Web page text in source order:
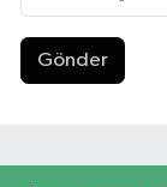
Gönder